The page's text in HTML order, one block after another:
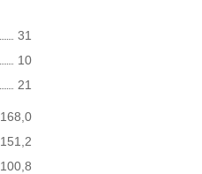
31
10
21
168,0
151,2
100,8